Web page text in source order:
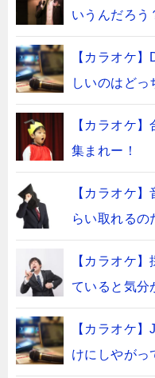
いうんだろう
【カラオケ
しいのはどっ
【カラオケ
集まれー！
【カラオケ
らい取れるの
【カラオケ
ていると気分
【カラオケ
けにしやがっ